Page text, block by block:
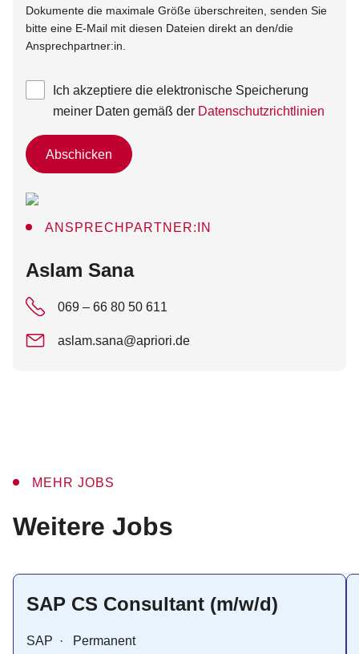
Dokumente die maximale Größe überschreiten, senden Sie
bitte eine E-Mail mit diesen Dateien direkt an den/die
Ansprechpartner:in.
Ich akzeptiere die elektronische Speicherung
meiner Daten gemäß der Datenschutzrichtlinien
Abschicken
ANSPRECHPARTNER:IN
:
Aslam Sana
069 – 66 80 50 611
aslam.sana@apriori.de
MEHR JOBS
:
Weitere Jobs
SAP CS Consultant (m/w/d)
SAP · Permanent